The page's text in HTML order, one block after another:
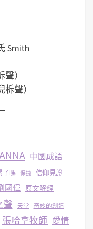
Smith
聲）
柝聲）
中國成語
了嗎 保捷 信仰見證
國偉 原文解經
聲 天堂 奇妙的創造
張哈拿牧師 愛情